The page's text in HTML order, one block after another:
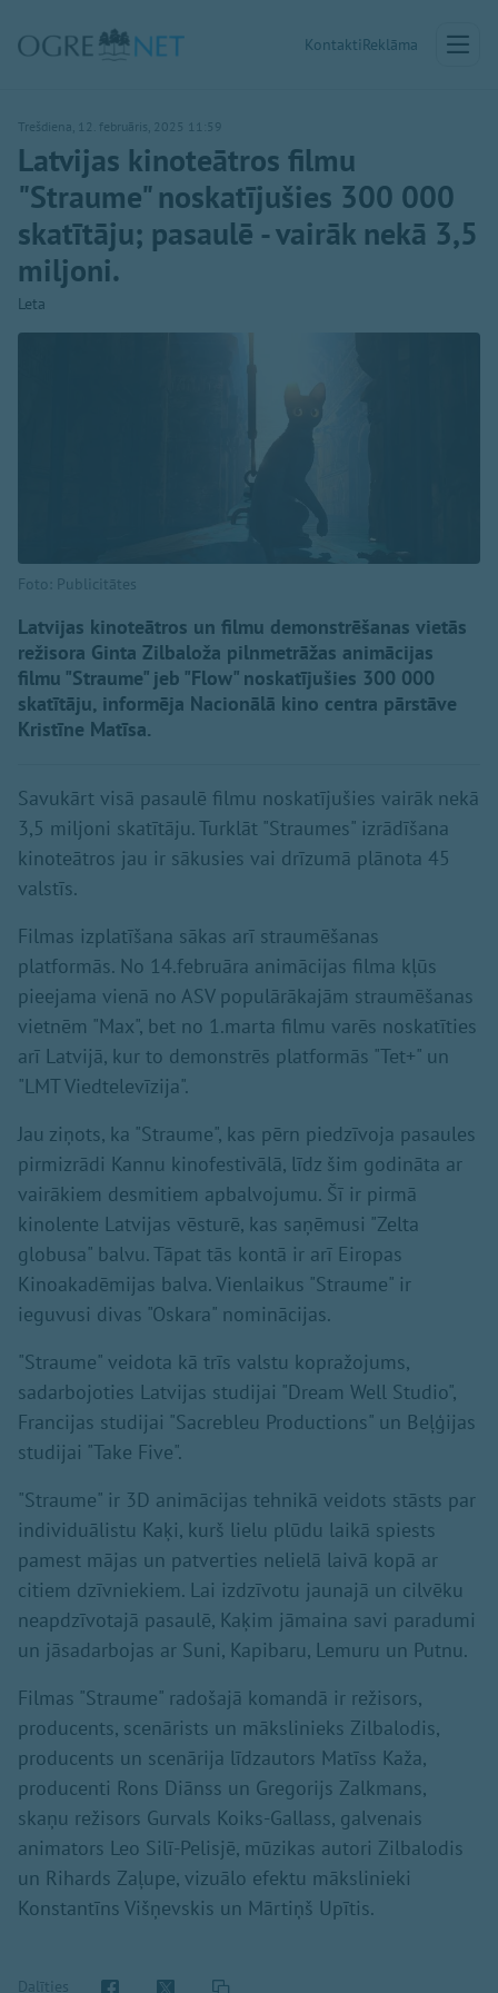
KontaktiReklāma
Trešdiena, 12. februāris, 2025 11:59
Latvijas kinoteātros filmu
"Straume" noskatījušies 300 000
skatītāju; pasaulē - vairāk nekā 3,5
miljoni.
Leta
Foto: Publicitātes
Latvijas kinoteātros un filmu demonstrēšanas vietās
režisora Ginta Zilbaloža pilnmetrāžas animācijas
filmu "Straume" jeb "Flow" noskatījušies 300 000
skatītāju, informēja Nacionālā kino centra pārstāve
Kristīne Matīsa.
Savukārt visā pasaulē filmu noskatījušies vairāk nekā
3,5 miljoni skatītāju. Turklāt "Straumes" izrādīšana
kinoteātros jau ir sākusies vai drīzumā plānota 45
valstīs.
Filmas izplatīšana sākas arī straumēšanas
platformās. No 14.februāra animācijas filma kļūs
pieejama vienā no ASV populārākajām straumēšanas
vietnēm "Max", bet no 1.marta filmu varēs noskatīties
arī Latvijā, kur to demonstrēs platformās "Tet+" un
"LMT Viedtelevīzija".
Jau ziņots, ka "Straume", kas pērn piedzīvoja pasaules
pirmizrādi Kannu kinofestivālā, līdz šim godināta ar
vairākiem desmitiem apbalvojumu. Šī ir pirmā
kinolente Latvijas vēsturē, kas saņēmusi "Zelta
globusa" balvu. Tāpat tās kontā ir arī Eiropas
Kinoakadēmijas balva. Vienlaikus "Straume" ir
ieguvusi divas "Oskara" nominācijas.
"Straume" veidota kā trīs valstu kopražojums,
sadarbojoties Latvijas studijai "Dream Well Studio",
Francijas studijai "Sacrebleu Productions" un Beļģijas
studijai "Take Five".
"Straume" ir 3D animācijas tehnikā veidots stāsts par
individuālistu Kaķi, kurš lielu plūdu laikā spiests
pamest mājas un patverties nelielā laivā kopā ar
citiem dzīvniekiem. Lai izdzīvotu jaunajā un cilvēku
neapdzīvotajā pasaulē, Kaķim jāmaina savi paradumi
un jāsadarbojas ar Suni, Kapibaru, Lemuru un Putnu.
Filmas "Straume" radošajā komandā ir režisors,
producents, scenārists un mākslinieks Zilbalodis,
producents un scenārija līdzautors Matīss Kaža,
producenti Rons Diānss un Gregorijs Zalkmans,
skaņu režisors Gurvals Koiks-Gallass, galvenais
animators Leo Silī-Pelisjē, mūzikas autori Zilbalodis
un Rihards Zaļupe, vizuālo efektu mākslinieki
Konstantīns Višņevskis un Mārtiņš Upītis.
Dalīties